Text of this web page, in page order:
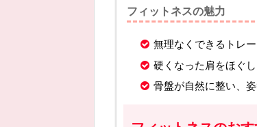
フィットネスの魅力
無理なくできるトレ
硬くなった肩をほぐ
骨盤が自然に整い、